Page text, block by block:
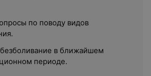
по поводу видов
в ближайшем
периоде.